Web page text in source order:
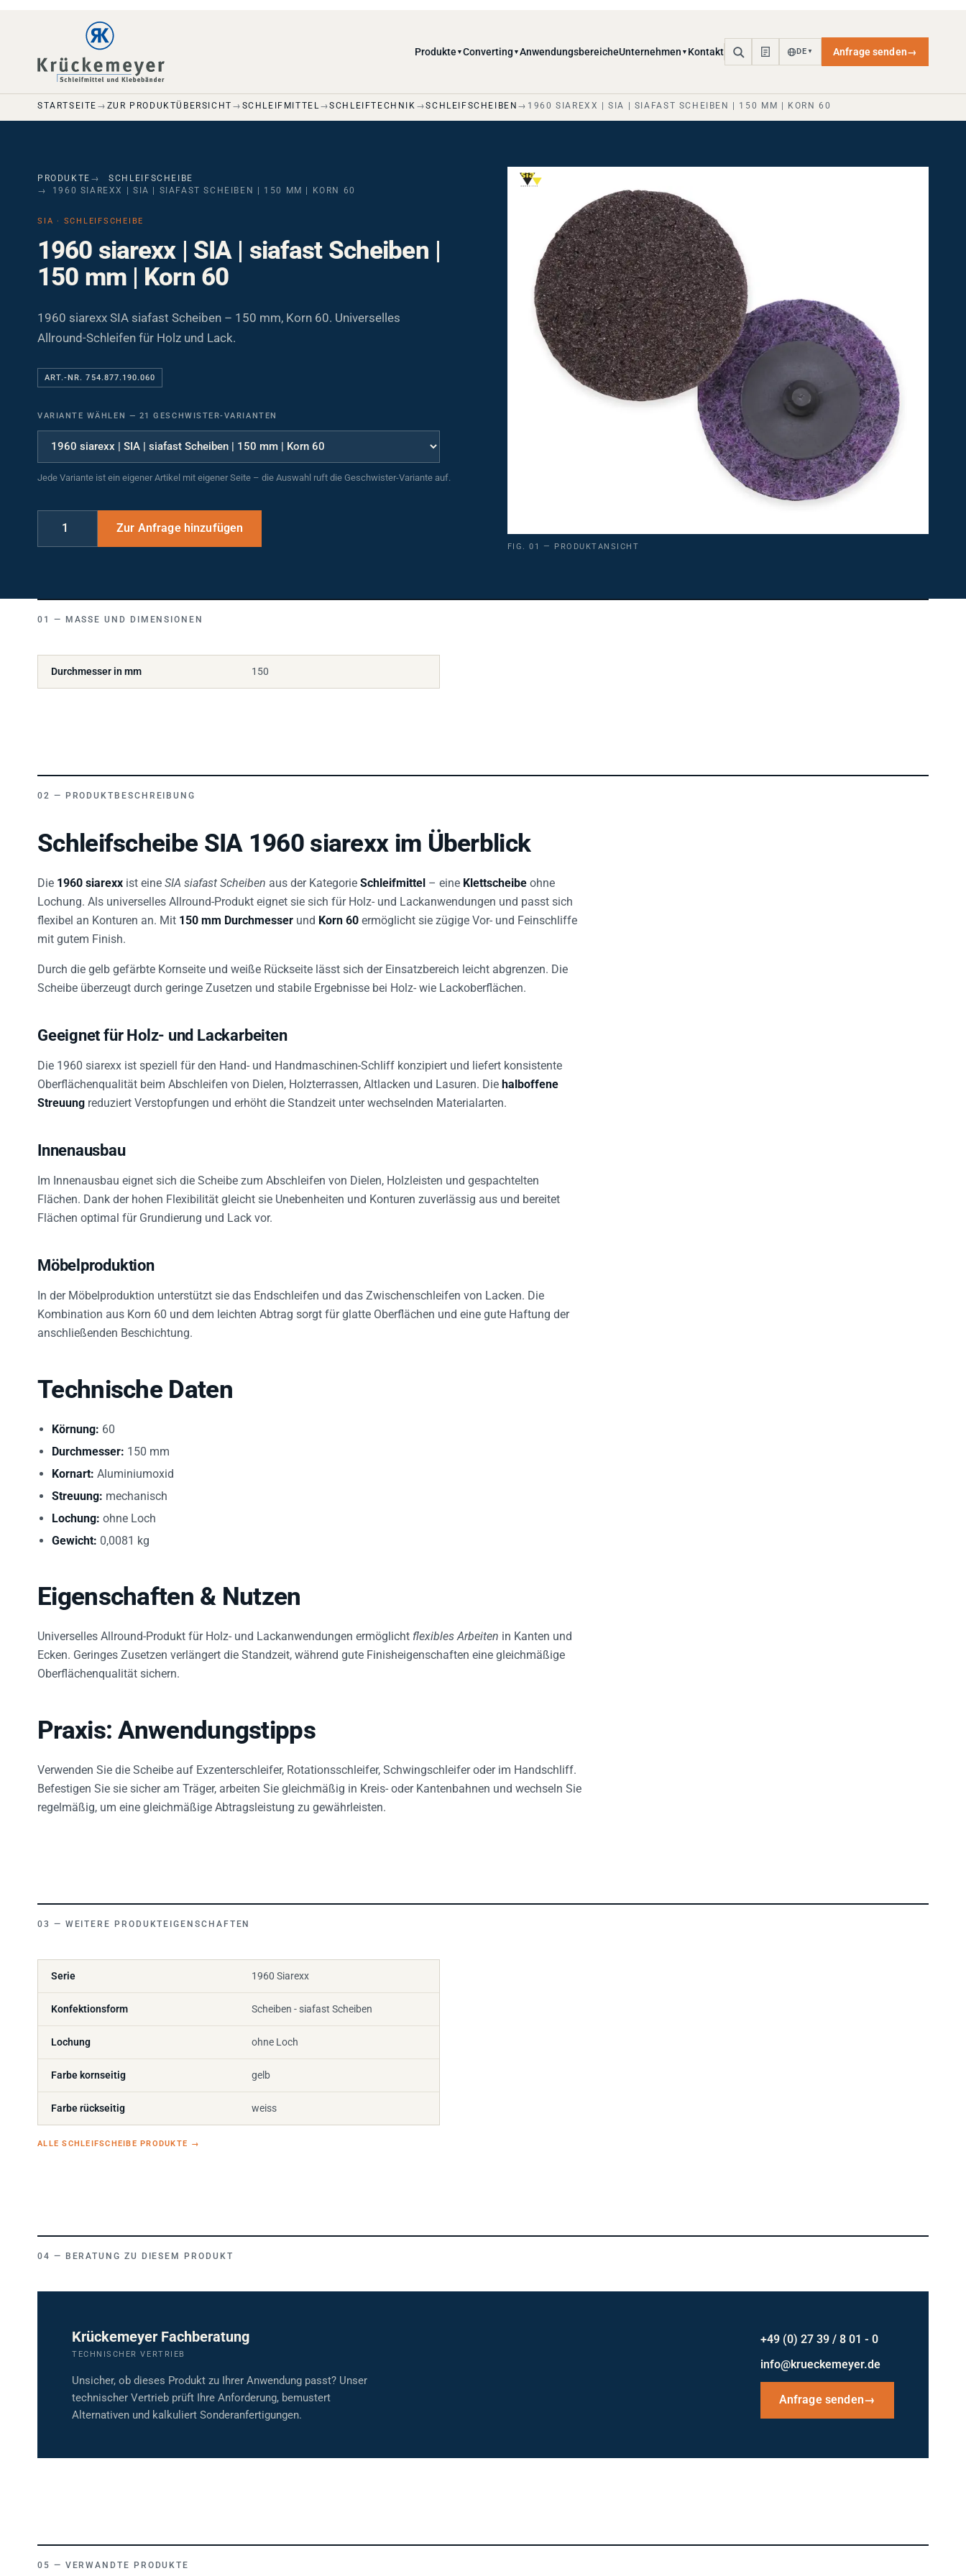
Kontakt DE
STARTSEITE ZUR PRODUKTÜBERSICHT SCHLEIFMITTEL SCHLEIFTECHNIK SCHLEIFSCHEIBEN 1960 SIAREXX | SIA | SIAFAST SCHEIBEN | 150 MM | KORN 60
PRODUKTE
SCHLEIFSCHEIBE
1960 SIAREXX | SIA | SIAFAST SCHEIBEN | 150 MM | KORN 60
1960 siarexx | SIA | siafast Scheiben |
150 mm | Korn 60
1960 siarexx SIA siafast Scheiben – 150 mm, Korn 60. Universelles
Allround-Schleifen für Holz und Lack.
ART.-NR. 754.877.190.060
VARIANTE WÄHLEN
Jede Variante ist ein eigener Artikel mit eigener Seite – die Auswahl ruft die Geschwister-Variante auf.
MASSE UND DIMENSIONEN
Durchmesser in mm 150
PRODUKTBESCHREIBUNG
Schleifscheibe SIA 1960 siarexx im Überblick
Die 1960 siarexx ist eine SIA siafast Scheiben aus der Kategorie Schleifmittel – eine Klettscheibe ohne
Lochung. Als universelles Allround-Produkt eignet sie sich für Holz- und Lackanwendungen und passt sich
flexibel an Konturen an. Mit 150 mm Durchmesser und Korn 60 ermöglicht sie zügige Vor- und Feinschliffe
mit gutem Finish.
Durch die gelb gefärbte Kornseite und weiße Rückseite lässt sich der Einsatzbereich leicht abgrenzen. Die
Scheibe überzeugt durch geringe Zusetzen und stabile Ergebnisse bei Holz- wie Lackoberflächen.
Geeignet für Holz- und Lackarbeiten
Die 1960 siarexx ist speziell für den Hand- und Handmaschinen-Schliff konzipiert und liefert konsistente
Oberflächenqualität beim Abschleifen von Dielen, Holzterrassen, Altlacken und Lasuren. Die halboffene
Streuung reduziert Verstopfungen und erhöht die Standzeit unter wechselnden Materialarten.
Innenausbau
Im Innenausbau eignet sich die Scheibe zum Abschleifen von Dielen, Holzleisten und gespachtelten
Flächen. Dank der hohen Flexibilität gleicht sie Unebenheiten und Konturen zuverlässig aus und bereitet
Flächen optimal für Grundierung und Lack vor.
Möbelproduktion
In der Möbelproduktion unterstützt sie das Endschleifen und das Zwischenschleifen von Lacken. Die
Kombination aus Korn 60 und dem leichten Abtrag sorgt für glatte Oberflächen und eine gute Haftung der
anschließenden Beschichtung.
Technische Daten
Körnung: 60
Durchmesser: 150 mm
Kornart: Aluminiumoxid
Streuung: mechanisch
Lochung: ohne Loch
Gewicht: 0,0081 kg
Eigenschaften & Nutzen
Universelles Allround-Produkt für Holz- und Lackanwendungen ermöglicht flexibles Arbeiten in Kanten und
Ecken. Geringes Zusetzen verlängert die Standzeit, während gute Finisheigenschaften eine gleichmäßige
Oberflächenqualität sichern.
Praxis: Anwendungstipps
Verwenden Sie die Scheibe auf Exzenterschleifer, Rotationsschleifer, Schwingschleifer oder im Handschliff.
Befestigen Sie sie sicher am Träger, arbeiten Sie gleichmäßig in Kreis- oder Kantenbahnen und wechseln Sie
regelmäßig, um eine gleichmäßige Abtragsleistung zu gewährleisten.
WEITERE PRODUKTEIGENSCHAFTEN
Serie 1960 Siarexx
Konfektionsform Scheiben - siafast Scheiben
Lochung ohne Loch
Farbe kornseitig gelb
Farbe rückseitig weiss
BERATUNG ZU DIESEM PRODUKT
Krückemeyer Fachberatung
Unsicher, ob dieses Produkt zu Ihrer Anwendung passt? Unser
technischer Vertrieb prüft Ihre Anforderung, bemustert
Alternativen und kalkuliert Sonderanfertigungen.
+49 (0) 27 39 / 8 01 - 0
info@krueckemeyer.de
Anfrage senden
VERWANDTE PRODUKTE